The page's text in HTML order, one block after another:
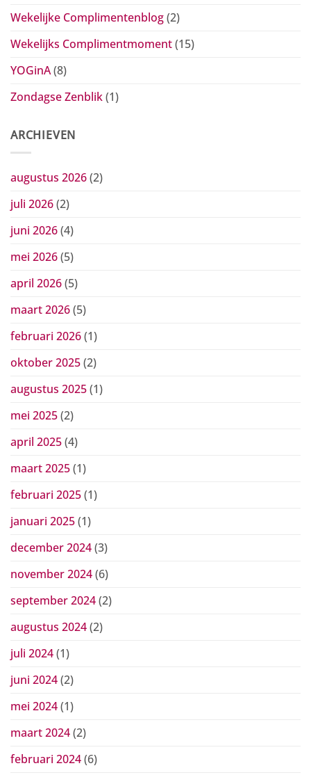
Wekelijke Complimentenblog(2)
Wekelijks Complimentmoment(15)
YOGinA(8)
Zondagse Zenblik(1)
ARCHIEVEN
augustus 2026(2)
juli 2026(2)
juni 2026(4)
mei 2026(5)
april 2026(5)
maart 2026(5)
februari 2026(1)
oktober 2025(2)
augustus 2025(1)
mei 2025(2)
april 2025(4)
maart 2025(1)
februari 2025(1)
januari 2025(1)
december 2024(3)
november 2024(6)
september 2024(2)
augustus 2024(2)
juli 2024(1)
juni 2024(2)
mei 2024(1)
maart 2024(2)
februari 2024(6)